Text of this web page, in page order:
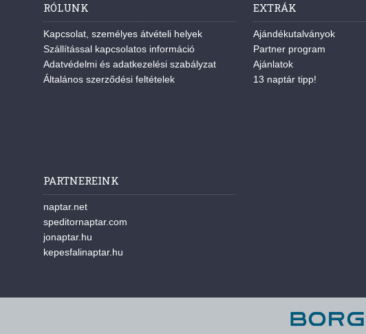
RÓLUNK
Kapcsolat, személyes átvételi helyek
Szállítással kapcsolatos információ
Adatvédelmi és adatkezelési szabályzat
Általános szerződési feltételek
EXTRÁK
Ajándékutalványok
Partner program
Ajánlatok
13 naptár tipp!
PARTNEREINK
naptar.net
speditornaptar.com
jonaptar.hu
kepesfalinaptar.hu